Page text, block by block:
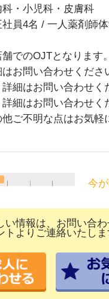
科・小児科・皮膚科
社員4名 / 一人薬剤師体
舗でのOJTとなります。
はお問い合わせくださ
詳細はお問い合わせく
詳細はお問い合わせく
他ご不明な点はお気軽
今
い情報は、お問い合
トよりご連絡いたしま